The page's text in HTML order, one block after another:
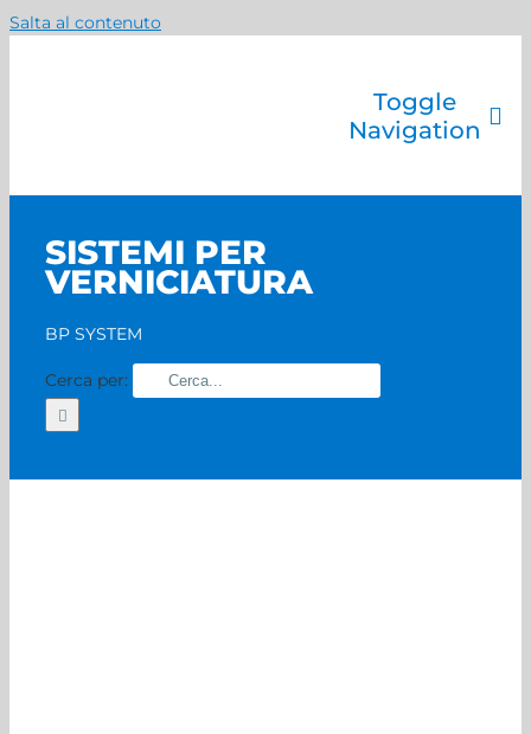
Salta al contenuto
Toggle
Navigation
SISTEMI PER
VERNICIATURA
BP SYSTEM
Cerca per: